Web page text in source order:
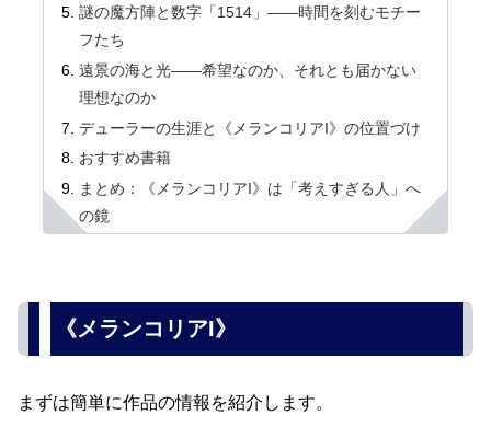
謎の魔方陣と数字「1514」――時間を刻むモチー
フたち
遠景の海と光――希望なのか、それとも届かない
理想なのか
デューラーの生涯と《メランコリアI》の位置づけ
おすすめ書籍
まとめ：《メランコリアI》は「考えすぎる人」へ
の鏡
《メランコリアI》
まずは簡単に作品の情報を紹介します。